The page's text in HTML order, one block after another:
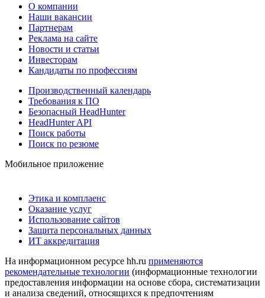
О компании
Наши вакансии
Партнерам
Реклама на сайте
Новости и статьи
Инвесторам
Кандидаты по профессиям
Производственный календарь
Требования к ПО
Безопасный HeadHunter
HeadHunter API
Поиск работы
Поиск по резюме
Мобильное приложение
Этика и комплаенс
Оказание услуг
Использование сайтов
Защита персональных данных
ИТ аккредитация
На информационном ресурсе hh.ru применяются
рекомендательные технологии (информационные технологии
предоставления информации на основе сбора, систематизации
и анализа сведений, относящихся к предпочтениям